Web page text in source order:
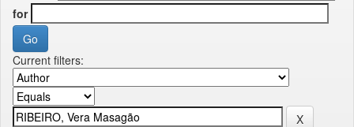
for
Current filters: